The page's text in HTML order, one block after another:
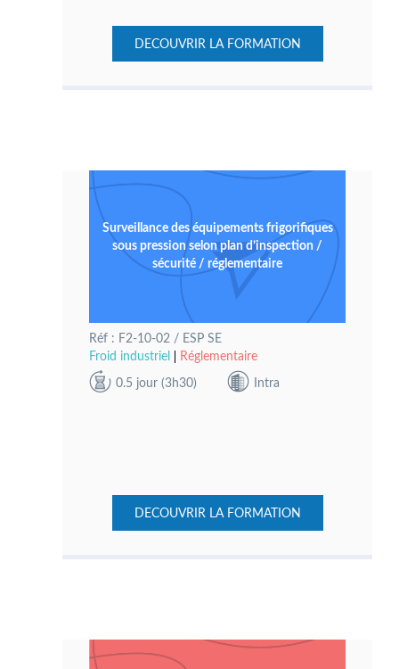
DECOUVRIR LA FORMATION
Surveillance des équipements frigorifiques
sous pression selon plan d’inspection /
sécurité / réglementaire
Réf : F2-10-02 / ESP SE
Froid industriel
Réglementaire
0.5 jour (3h30) Intra
DECOUVRIR LA FORMATION